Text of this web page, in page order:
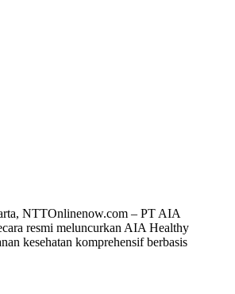
NTTOnlinenow.com – PT AIA
resmi meluncurkan AIA Healthy
kesehatan komprehensif berbasis